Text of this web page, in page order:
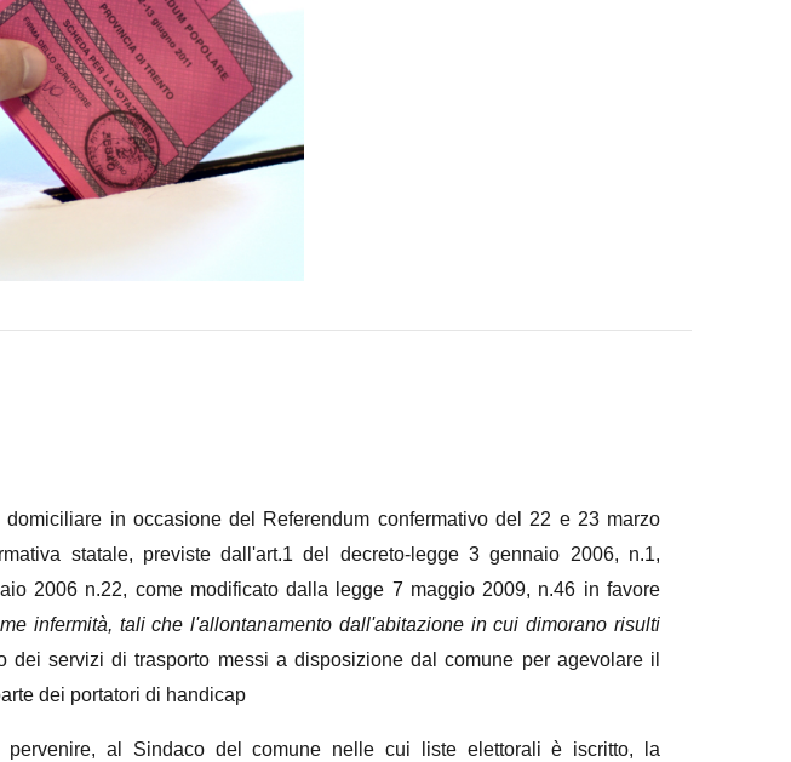
domiciliare in occasione del Referendum confermativo del 22 e 23 marzo
statale, previste dall'art.1 del decreto-legge 3 gennaio 2006, n.1,
2006 n.22, come modificato dalla legge 7 maggio 2009, n.46 in favore
infermità, tali che l'allontanamento dall'abitazione in cui dimorano risulti
dei servizi di trasporto messi a disposizione dal comune per agevolare il
dei portatori di handicap
pervenire, al Sindaco del comune nelle cui liste elettorali è iscritto, la